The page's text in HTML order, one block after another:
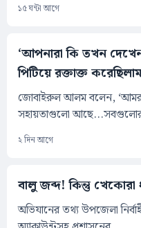
১৫ ঘন্টা আগে
‘আপনারা কি তখন
পিটিয়ে রক্তাক্ত
জোবাইরুল আলম বলেন,
সহায়তাগুলো
২ দিন আগে
বালু জব্দ! কিন্তু খেকোরা
অভিযানের তথ্য উপজেলা